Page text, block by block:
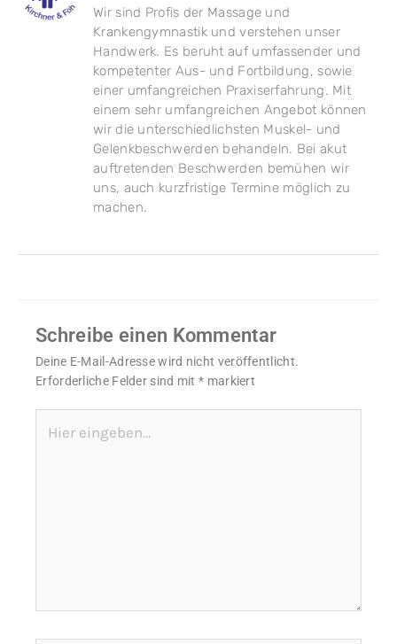
Wir sind Profis der Massage und
Krankengymnastik und verstehen unser
Handwerk. Es beruht auf umfassender und
kompetenter Aus- und Fortbildung, sowie
einer umfangreichen Praxiserfahrung. Mit
einem sehr umfangreichen Angebot können
wir die unterschiedlichsten Muskel- und
Gelenkbeschwerden behandeln. Bei akut
auftretenden Beschwerden bemühen wir
uns, auch kurzfristige Termine möglich zu
machen.
Schreibe einen Kommentar
Deine E-Mail-Adresse wird nicht veröffentlicht.
Erforderliche Felder sind mit* markiert
eingeben…